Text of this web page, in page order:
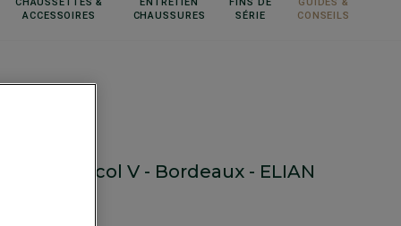
ACCESSOIRES
CHAUSSURES
SÉRIE
CONSEILS
laine col V - Bordeaux - ELIAN